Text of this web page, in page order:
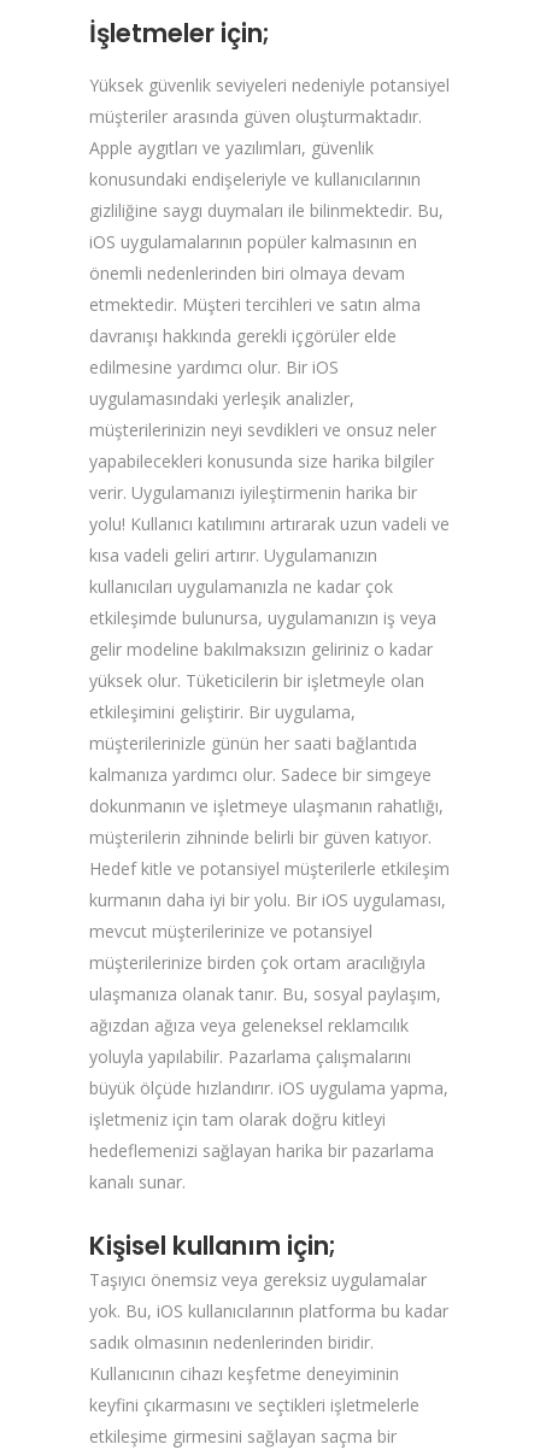
İşletmeler için;
Yüksek güvenlik seviyeleri nedeniyle potansiyel
müşteriler arasında güven oluşturmaktadır.
Apple aygıtları ve yazılımları, güvenlik
konusundaki endişeleriyle ve kullanıcılarının
gizliliğine saygı duymaları ile bilinmektedir. Bu,
iOS uygulamalarının popüler kalmasının en
önemli nedenlerinden biri olmaya devam
etmektedir. Müşteri tercihleri ve satın alma
davranışı hakkında gerekli içgörüler elde
edilmesine yardımcı olur. Bir iOS
uygulamasındaki yerleşik analizler,
müşterilerinizin neyi sevdikleri ve onsuz neler
yapabilecekleri konusunda size harika bilgiler
verir. Uygulamanızı iyileştirmenin harika bir
yolu! Kullanıcı katılımını artırarak uzun vadeli ve
kısa vadeli geliri artırır. Uygulamanızın
kullanıcıları uygulamanızla ne kadar çok
etkileşimde bulunursa, uygulamanızın iş veya
gelir modeline bakılmaksızın geliriniz o kadar
yüksek olur. Tüketicilerin bir işletmeyle olan
etkileşimini geliştirir. Bir uygulama,
müşterilerinizle günün her saati bağlantıda
kalmanıza yardımcı olur. Sadece bir simgeye
dokunmanın ve işletmeye ulaşmanın rahatlığı,
müşterilerin zihninde belirli bir güven katıyor.
Hedef kitle ve potansiyel müşterilerle etkileşim
kurmanın daha iyi bir yolu. Bir iOS uygulaması,
mevcut müşterilerinize ve potansiyel
müşterilerinize birden çok ortam aracılığıyla
ulaşmanıza olanak tanır. Bu, sosyal paylaşım,
ağızdan ağıza veya geleneksel reklamcılık
yoluyla yapılabilir. Pazarlama çalışmalarını
büyük ölçüde hızlandırır. iOS uygulama yapma,
işletmeniz için tam olarak doğru kitleyi
hedeflemenizi sağlayan harika bir pazarlama
kanalı sunar.
Kişisel kullanım için;
Taşıyıcı önemsiz veya gereksiz uygulamalar
yok. Bu, iOS kullanıcılarının platforma bu kadar
sadık olmasının nedenlerinden biridir.
Kullanıcının cihazı keşfetme deneyiminin
keyfini çıkarmasını ve seçtikleri işletmelerle
etkileşime girmesini sağlayan saçma bir